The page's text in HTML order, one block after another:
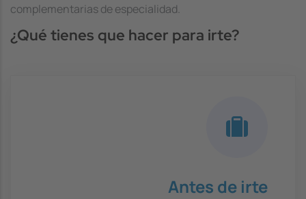
complementarias de especialidad.
¿Qué tienes que hacer para irte?
Antes de irte